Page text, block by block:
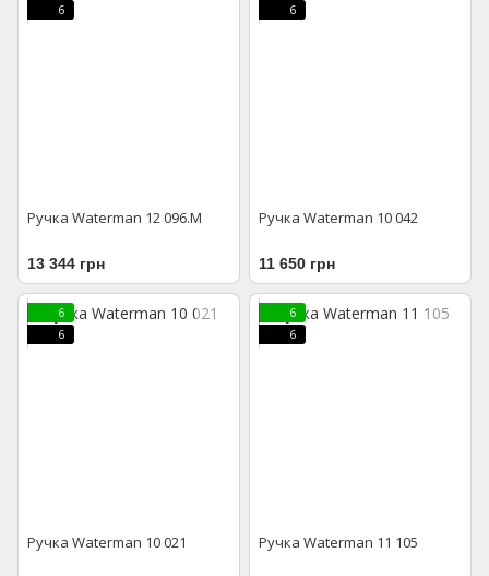
6
Ручка Waterman 12 096.M
13 344 грн
6
Ручка Waterman 10 042
11 650 грн
6
6
Ручка Waterman 10 021
6
6
Ручка Waterman 11 105